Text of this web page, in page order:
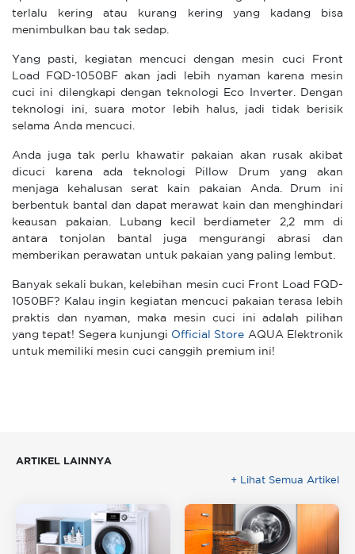
terlalu kering atau kurang kering yang kadang bisa
menimbulkan bau tak sedap.
Yang pasti, kegiatan mencuci dengan mesin cuci Front
Load FQD-1050BF akan jadi lebih nyaman karena mesin
cuci ini dilengkapi dengan teknologi Eco Inverter. Dengan
teknologi ini, suara motor lebih halus, jadi tidak berisik
selama Anda mencuci.
Anda juga tak perlu khawatir pakaian akan rusak akibat
dicuci karena ada teknologi Pillow Drum yang akan
menjaga kehalusan serat kain pakaian Anda. Drum ini
berbentuk bantal dan dapat merawat kain dan menghindari
keausan pakaian. Lubang kecil berdiameter 2,2 mm di
antara tonjolan bantal juga mengurangi abrasi dan
memberikan perawatan untuk pakaian yang paling lembut.
Banyak sekali bukan, kelebihan mesin cuci Front Load FQD-
1050BF? Kalau ingin kegiatan mencuci pakaian terasa lebih
praktis dan nyaman, maka mesin cuci ini adalah pilihan
yang tepat! Segera kunjungi Official Store AQUA Elektronik
untuk memiliki mesin cuci canggih premium ini!
ARTIKEL LAINNYA
+ Lihat Semua Artikel